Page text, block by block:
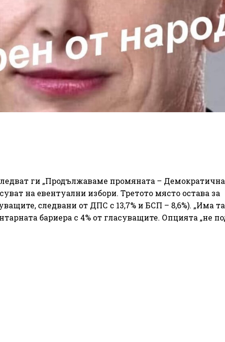
ги „Продължаваме промяната – Демократична
на евентуални избори. Третото място остава за
следвани от ДПС с 13,7% и БСП – 8,6%). „Има
бариера с 4% от гласуващите. Опцията „не